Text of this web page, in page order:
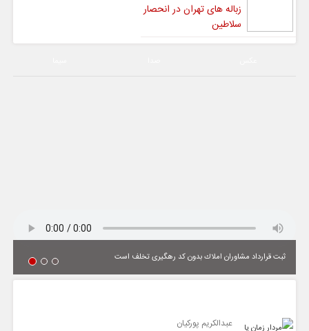
زباله های تهران در انحصار
سلاطین
ثبت قرارداد مشاوران املاك بدون كد رهگیری تخلف است
عبدالکریم پورکیان